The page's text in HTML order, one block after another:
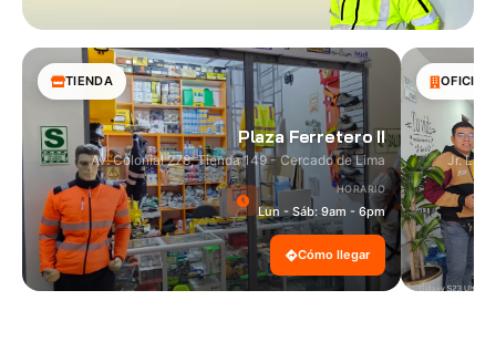
TIENDA
Plaza Ferretero II
Av. Colonial 278, Tienda 149 - Cercado de Lima
HORARIO
Lun - Sáb: 9am - 6pm
Cómo llegar
OFICINA
Jr. Las